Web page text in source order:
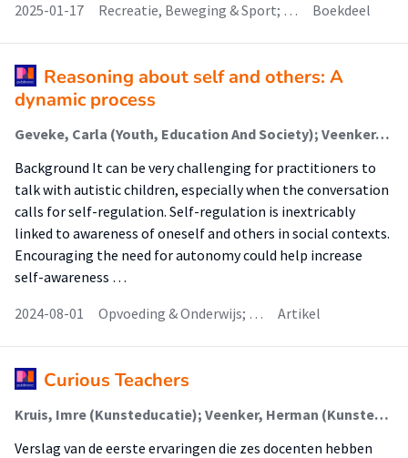
2025-01-17
Recreatie, Beweging & Sport; … Boekdeel
Reasoning about self and others: A
dynamic process
Geveke, Carla (Youth, Education And Society); Veenker, Herman; Steenbeek, Henderien (Youth, Education And Society)
Background It can be very challenging for practitioners to
talk with autistic children, especially when the conversation
calls for self-regulation. Self-regulation is inextricably
linked to awareness of oneself and others in social contexts.
Encouraging the need for autonomy could help increase
self-awareness …
2024-08-01
Opvoeding & Onderwijs; … Artikel
Curious Teachers
Kruis, Imre (Kunsteducatie); Veenker, Herman (Kunsteducatie)
Verslag van de eerste ervaringen die zes docenten hebben